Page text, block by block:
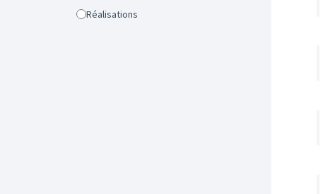
Réalisations